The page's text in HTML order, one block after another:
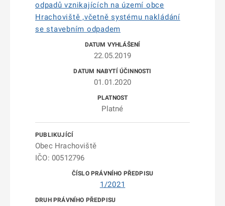
odpadů vznikajících na území obce
Hrachoviště ,včetně systému nakládání
se stavebním odpadem
22.05.2019
01.01.2020
Platné
Obec Hrachoviště
IČO: 00512796
1/2021